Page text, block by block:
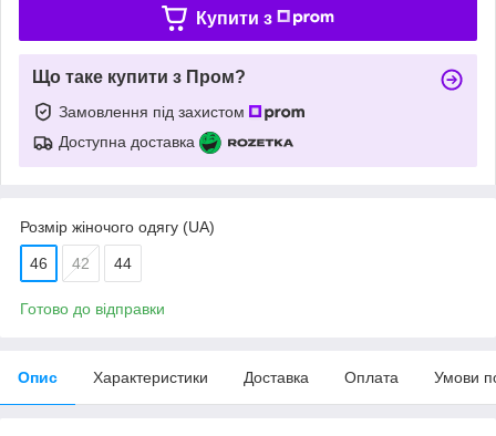
Купити з
Що таке купити з Пром?
Замовлення під захистом
Доступна доставка
Розмір жіночого одягу (UA)
46 42 44
Готово до відправки
Опис Характеристики Доставка Оплата Умови